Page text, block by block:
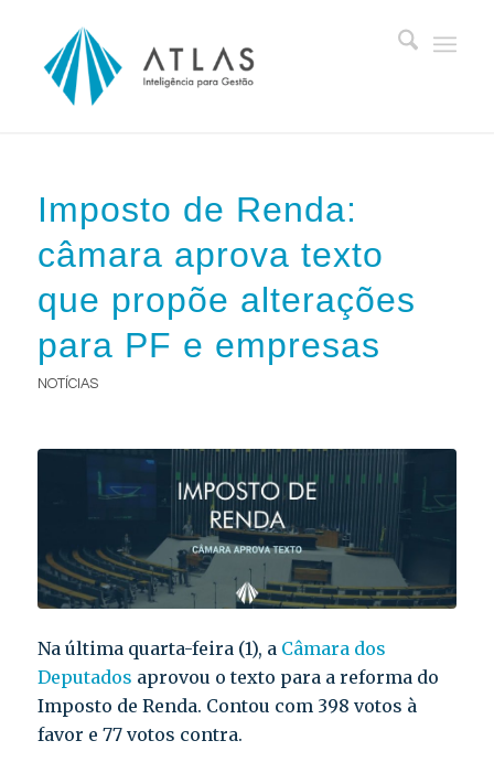
Imposto de Renda:
câmara aprova texto
que propõe alterações
para PF e empresas
NOTÍCIAS
Na última quarta-feira (1), a Câmara dos
Deputados aprovou o texto para a reforma do
Imposto de Renda. Contou com 398 votos à
favor e 77 votos contra.